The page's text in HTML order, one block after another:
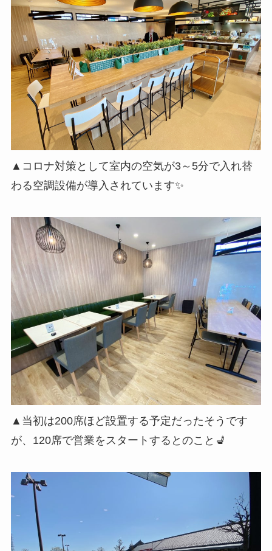
▲コロナ対策として室内の空気が3～5分で入れ替
わる空調設備が導入されています✨
▲当初は200席ほど設置する予定だったそうです
が、120席で営業をスタートするとのこと💺